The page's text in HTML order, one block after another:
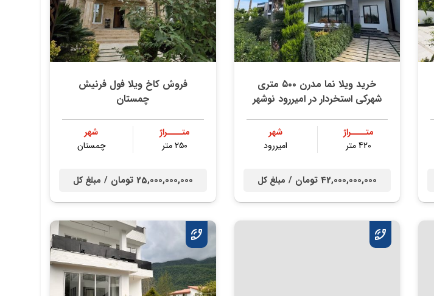
خريد ويلا نما مدرن ٥٠٠ متري
شهركي استخردار در اميررود نوشهر
متــــراژ
420 متر
شهر
امیررود
42,000,000,000 تومان / مبلغ کل
فروش کاخ ویلا فول فرنیش
چمستان
متــــراژ
۲۵۰ متر
شهر
چمستان
25,000,000,000 تومان / مبلغ کل